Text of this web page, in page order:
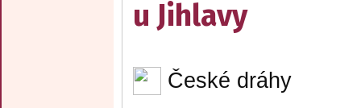
u Jihlavy
České dráhy